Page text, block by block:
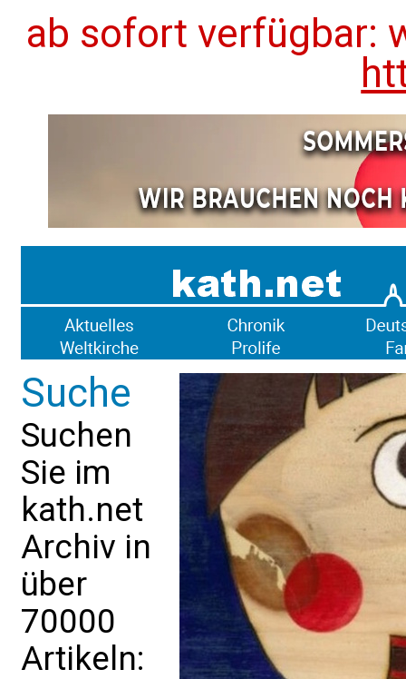
ab sofort verfügbar:
Suche
Suchen
Sie im
kath.net
Archiv in
über
70000
Artikeln: